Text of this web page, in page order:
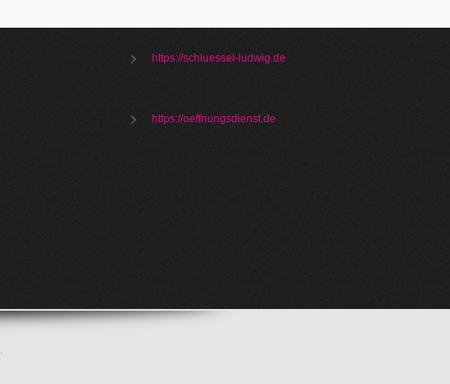
https://schluessel-ludwig.de
https://oeffnungsdienst.de